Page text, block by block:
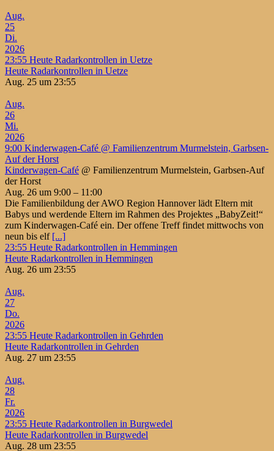
Aug.
25
Di.
2026
23:55 Heute Radarkontrollen in Uetze
Heute Radarkontrollen in Uetze
Aug. 25 um 23:55
Aug.
26
Mi.
2026
9:00 Kinderwagen-Café @ Familienzentrum Murmelstein, Garbsen-
Auf der Horst
Kinderwagen-Café @ Familienzentrum Murmelstein, Garbsen-Auf
der Horst
Aug. 26 um 9:00 – 11:00
Die Familienbildung der AWO Region Hannover lädt Eltern mit
Babys und werdende Eltern im Rahmen des Projektes „BabyZeit!“
zum Kinderwagen-Café ein. Der offene Treff findet mittwochs von
neun bis elf [...]
23:55 Heute Radarkontrollen in Hemmingen
Heute Radarkontrollen in Hemmingen
Aug. 26 um 23:55
Aug.
27
Do.
2026
23:55 Heute Radarkontrollen in Gehrden
Heute Radarkontrollen in Gehrden
Aug. 27 um 23:55
Aug.
28
Fr.
2026
23:55 Heute Radarkontrollen in Burgwedel
Heute Radarkontrollen in Burgwedel
Aug. 28 um 23:55